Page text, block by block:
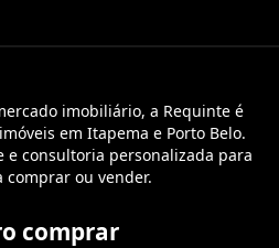
imobiliário, a Requinte é
em Itapema e Porto Belo.
e consultoria personalizada para
comprar ou vender.
comprar